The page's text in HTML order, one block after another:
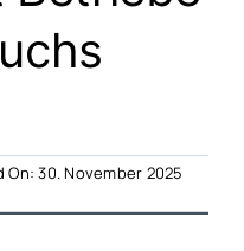
On: 30. November 2025